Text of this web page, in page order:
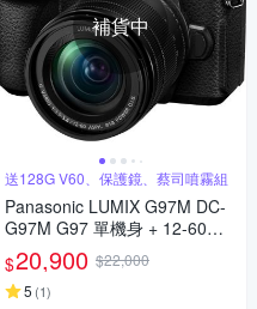
補貨中
送128G V60、保護鏡、蔡司噴霧組
Panasonic LUMIX G97M DC-
G97M G97 單機身 + 12-60mm
變焦鏡組 公司貨
$20,900 $22,000
5 (1)